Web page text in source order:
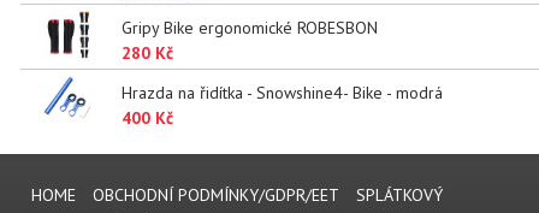
Gripy Bike ergonomické ROBESBON
280 Kč
Hrazda na řidítka - Snowshine4- Bike - modrá
400 Kč
HOME OBCHODNÍ PODMÍNKY/GDPR/EET
SPLÁTKOVÝ